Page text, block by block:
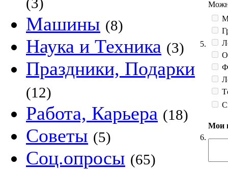
Машины (8)
Наука и Техника (3)
Праздники, Подарки
(12)
Работа, Карьера (18)
Советы (5)
Соц.опросы (65)
5.
6.
Мои